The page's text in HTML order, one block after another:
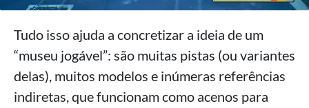
Tudo isso ajuda a concretizar a ideia de um
“museu jogável”: são muitas pistas (ou variantes
delas), muitos modelos e inúmeras referências
indiretas, que funcionam como acenos para